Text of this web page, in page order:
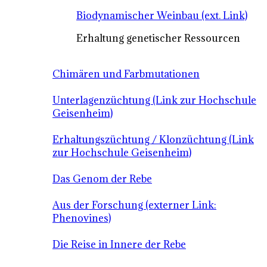
Biodynamischer Weinbau (ext. Link)
Erhaltung genetischer Ressourcen
Chimären und Farbmutationen
Unterlagenzüchtung (Link zur Hochschule
Geisenheim)
Erhaltungszüchtung / Klonzüchtung (Link
zur Hochschule Geisenheim)
Das Genom der Rebe
Aus der Forschung (externer Link:
Phenovines)
Die Reise in Innere der Rebe